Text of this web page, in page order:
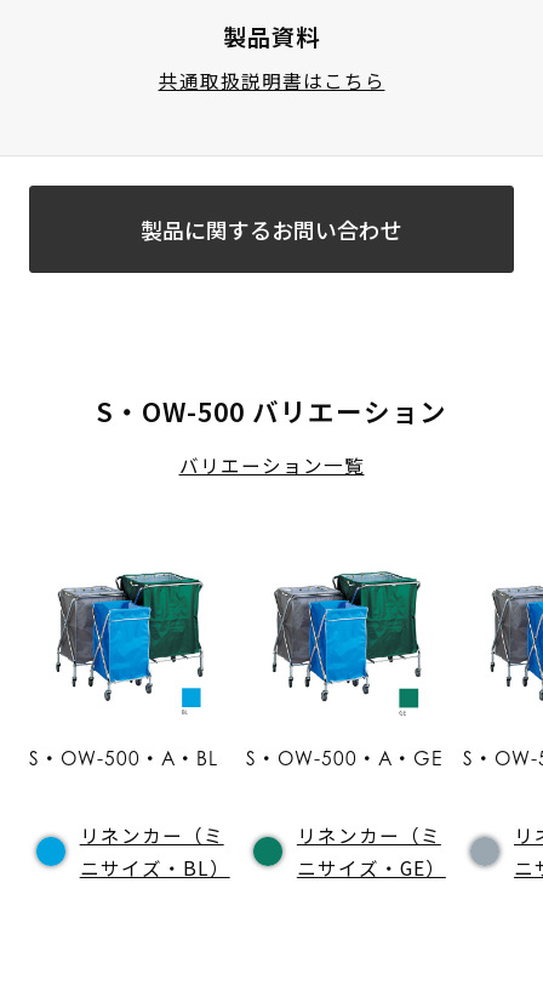
製品資料
共通取扱説明書はこちら
製品に関するお問い合わせ
S・OW-500 バリエーション
バリエーション一覧
S・OW-500・A・BL
リネンカー（ミ
ニサイズ・BL）
S・OW-500・A・GE
リネンカー（ミ
ニサイズ・GE）
S・
リ
ニ